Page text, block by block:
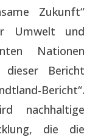
Zukunft“
Umwelt und
Nationen
Bericht
Bericht“.
nachhaltige
die die